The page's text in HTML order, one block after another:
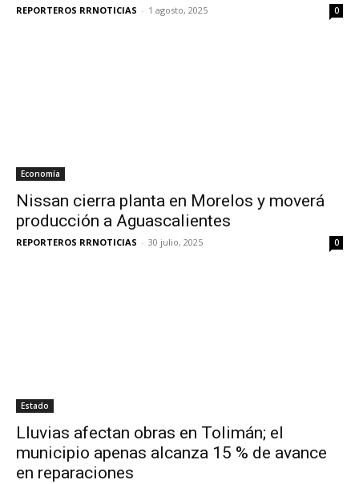
REPORTEROS RRNOTICIAS - 1 agosto, 2025 0
Economía
Nissan cierra planta en Morelos y moverá
producción a Aguascalientes
REPORTEROS RRNOTICIAS - 30 julio, 2025 0
Estado
Lluvias afectan obras en Tolimán; el
municipio apenas alcanza 15 % de avance
en reparaciones